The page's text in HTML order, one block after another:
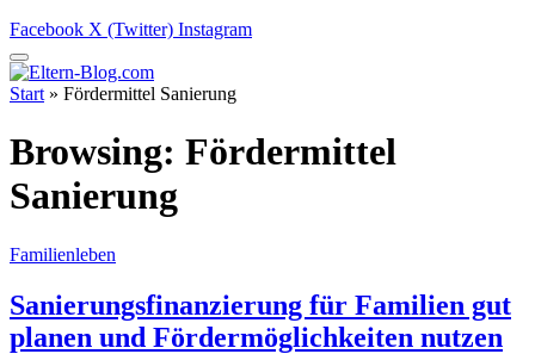
Facebook X (Twitter) Instagram
Start » Fördermittel Sanierung
Browsing: Fördermittel
Sanierung
Familienleben
Sanierungsfinanzierung für Familien gut
planen und Fördermöglichkeiten nutzen